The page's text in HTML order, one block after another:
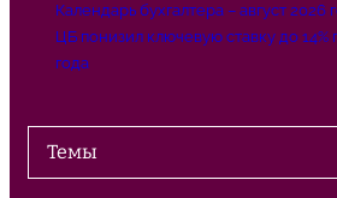
Календарь бухгалтера – август 2026
ЦБ понизил ключевую ставку до 14%
года
Темы